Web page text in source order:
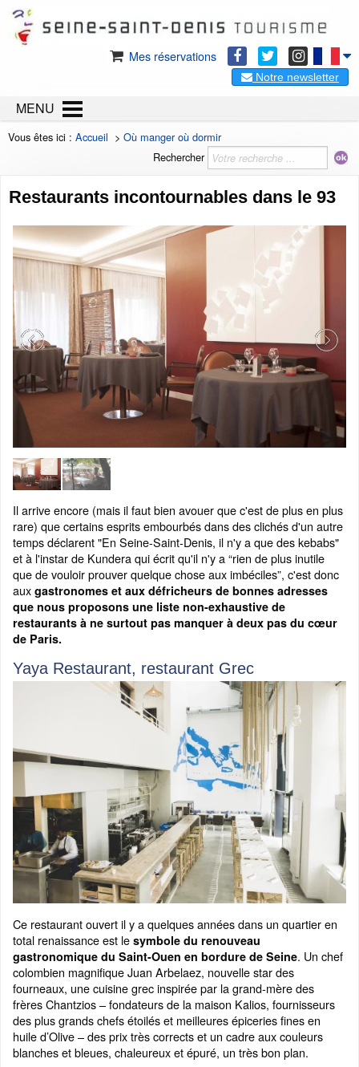
Mes réservations
Notre newsletter
MENU
Vous êtes ici : Accueil > Où manger où dormir
Rechercher
Restaurants incontournables dans le 93
Il arrive encore (mais il faut bien avouer que c'est de plus en plus
rare) que certains esprits embourbés dans des clichés d'un autre
temps déclarent "En Seine-Saint-Denis, il n'y a que des kebabs"
et à l'instar de Kundera qui écrit qu'il n'y a “rien de plus inutile
que de vouloir prouver quelque chose aux imbéciles”, c'est donc
aux gastronomes et aux défricheurs de bonnes adresses
que nous proposons une liste non-exhaustive de
restaurants à ne surtout pas manquer à deux pas du cœur
de Paris.
Yaya Restaurant, restaurant Grec
Ce restaurant ouvert il y a quelques années dans un quartier en
total renaissance est le symbole du renouveau
gastronomique du Saint-Ouen en bordure de Seine. Un chef
colombien magnifique Juan Arbelaez, nouvelle star des
fourneaux, une cuisine grec inspirée par la grand-mère des
frères Chantzios – fondateurs de la maison Kalios, fournisseurs
des plus grands chefs étoilés et meilleures épiceries fines en
huile d’Olive – des prix très corrects et un cadre aux couleurs
blanches et bleues, chaleureux et épuré, un très bon plan.